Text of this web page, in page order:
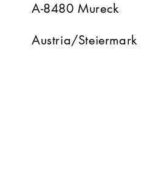
A-8480 Mureck
Austria/Steiermark